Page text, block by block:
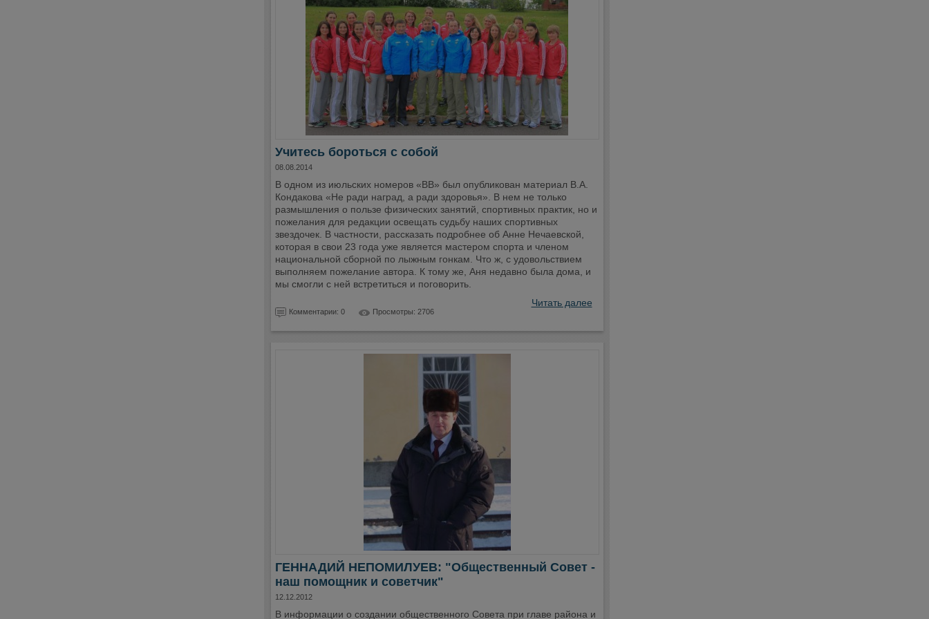
Учитесь бороться с собой
08.08.2014
В одном из июльских номеров «ВВ» был опубликован материал В.А.
Кондакова «Не ради наград, а ради здоровья». В нем не только
размышления о пользе физических занятий, спортивных практик, но и
пожелания для редакции освещать судьбу наших спортивных
звездочек. В частности, рассказать подробнее об Анне Нечаевской,
которая в свои 23 года уже является мастером спорта и членом
национальной сборной по лыжным гонкам. Что ж, с удовольствием
выполняем пожелание автора. К тому же, Аня недавно была дома, и
мы смогли с ней встретиться и поговорить.
Читать далее
Комментарии: 0 Просмотры: 2706
ГЕННАДИЙ НЕПОМИЛУЕВ: "Общественный Совет -
наш помощник и советчик"
12.12.2012
В информации о создании общественного Совета при главе района и